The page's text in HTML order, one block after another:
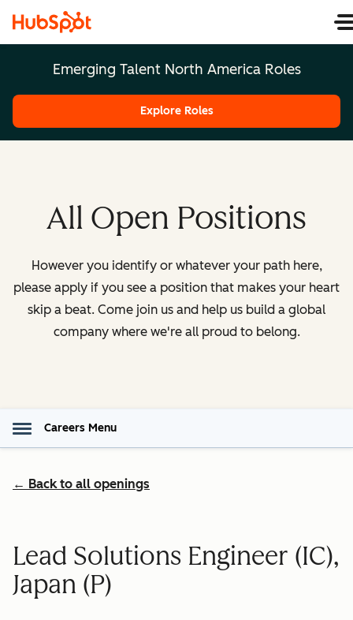
Emerging Talent North America Roles
Explore Roles
All Open Positions
However you identify or whatever your path here,
please apply if you see a position that makes your heart
skip a beat. Come join us and help us build a global
company where we're all proud to belong.
Careers Menu
← Back to all openings
Lead Solutions Engineer (IC),
Japan (P)